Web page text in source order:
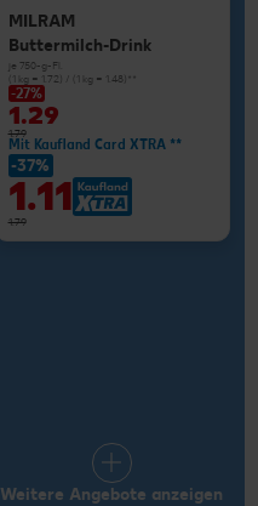
MILRAM
Buttermilch-Drink
je 750-g-Fl.
(1 kg = 1.72) / (1 kg = 1.48)**
-27%
1.29
1.79
Mit Kaufland Card XTRA **
-37%
1.11
1.79
Weitere Angebote anzeigen